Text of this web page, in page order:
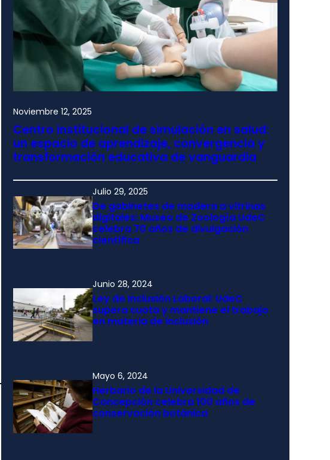
Noviembre 12, 2025
Centro institucional de simulación en salud:
un espacio de aprendizaje, convergencia y
transformación educativa de vanguardia
Julio 29, 2025
De gabinetes de madera a vitrinas
digitales: Museo de Zoología UdeC
celebra 70 años de divulgación
científica
Junio 28, 2024
Ley de Inclusión Laboral: UdeC
supera cuota y mantiene el trabajo
en materia de inclusión
Mayo 6, 2024
Herbario de la Universidad de
Concepción celebra 100 años de
conservación botánica